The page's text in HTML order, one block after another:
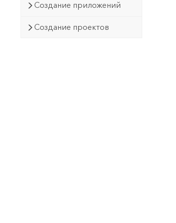
Создание приложений
Создание проектов